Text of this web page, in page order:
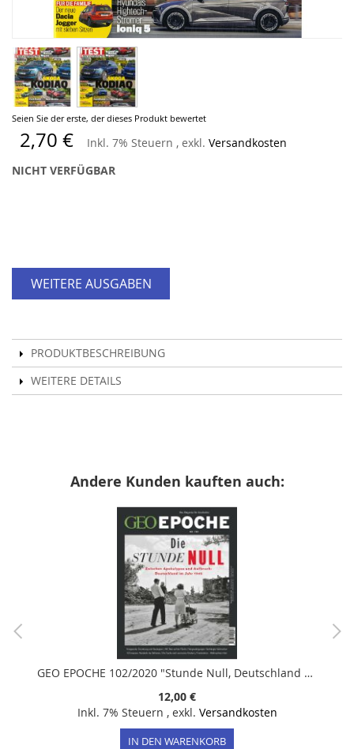
Seien Sie der erste, der dieses Produkt bewertet
2,70 € Inkl. 7% Steuern , exkl. Versandkosten
NICHT VERFÜGBAR
WEITERE AUSGABEN
PRODUKTBESCHREIBUNG
WEITERE DETAILS
Zum
Anfang
der
Bildergalerie
springen
Andere Kunden kauften auch:
GEO EPOCHE 102/2020 "Stunde Null, Deutschland nach dem Krieg 1945"
12,00 €
Inkl. 7% Steuern , exkl. Versandkosten
IN DEN WARENKORB